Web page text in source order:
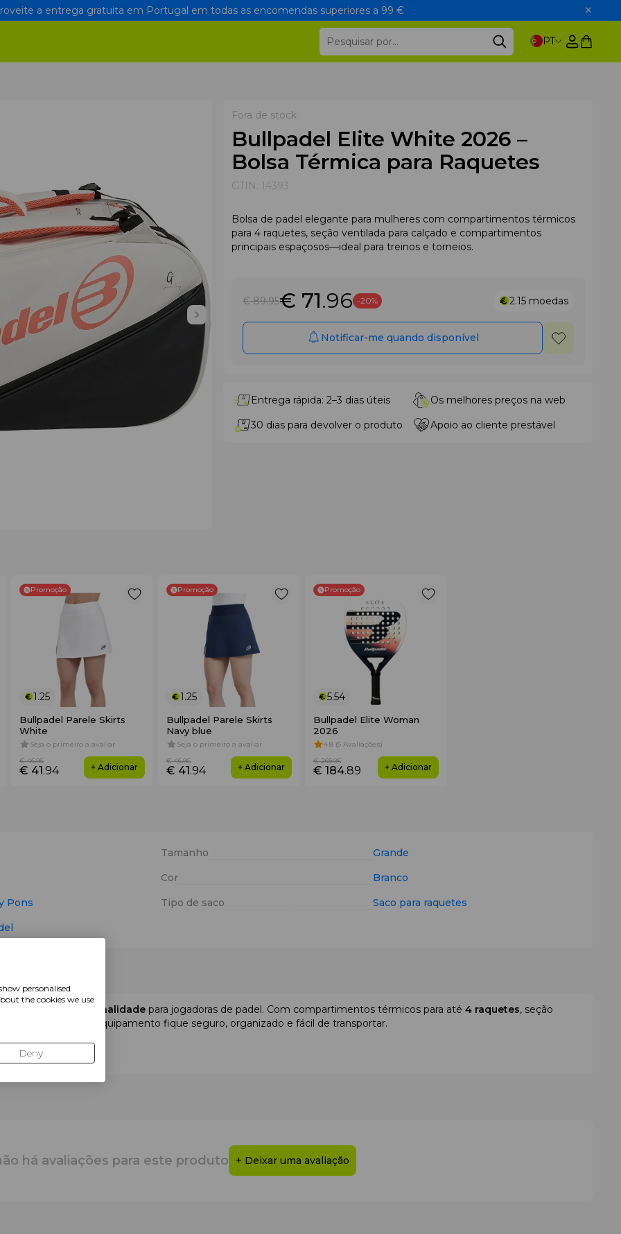
a entrega gratuita em Portugal em todas as encomendas superiores a 99 €
PT
Fora de stock
Bullpadel Elite White 2026 –
Bolsa Térmica para Raquetes
GTIN: 14393
Bolsa de padel elegante para mulheres com compartimentos térmicos
para 4 raquetes, seção ventilada para calçado e compartimentos
principais espaçosos—ideal para treinos e torneios.
€ 89.95€ 71.96 -20% 2.15 moedas
Notificar-me quando disponível
Entrega rápida: 2–3 dias úteis
Os melhores preços na web
30 dias para devolver o produto
Apoio ao cliente prestável
Promoção
1.25
Bullpadel Parele Skirts
White
Seja o primeiro a avaliar
€ 41.94
€ 46.95
+ Adicionar
Promoção
1.25
Bullpadel Parele Skirts
Navy blue
Seja o primeiro a avaliar
€ 41.94
€ 46.95
+ Adicionar
Promoção
5.54
Bullpadel Elite Woman
2026
4.8 (5 Avaliações)
€ 184.89
€ 269.95
+ Adicionar
Tamanho
Grande
Cor
Branco
Pons Tipo de saco
Saco para raquetes
elegância e funcionalidade para jogadoras de padel. Com compartimentos térmicos para até 4 raquetes, seção
garante que seu equipamento fique seguro, organizado e fácil de transportar.
térmicos
e durável
há avaliações para este produto + Deixar uma avaliação
personalised
the cookies we use
Deny